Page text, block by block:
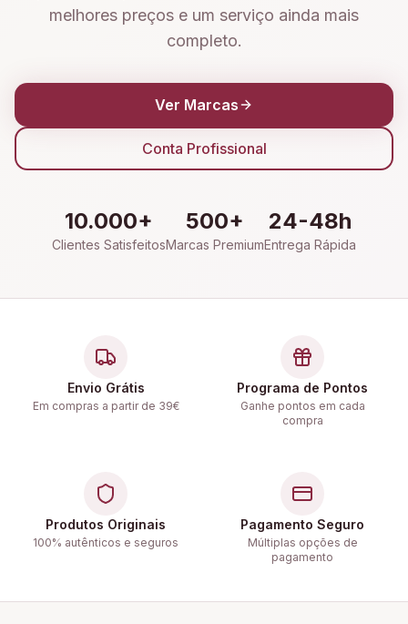
melhores preços e um serviço ainda mais
completo.
Ver Marcas
Conta Profissional
10.000+
Clientes Satisfeitos
500+
Marcas Premium
24-48h
Entrega Rápida
Envio Grátis
Em compras a partir de 39€
Programa de Pontos
Ganhe pontos em cada
compra
Produtos Originais
100% autênticos e seguros
Pagamento Seguro
Múltiplas opções de
pagamento